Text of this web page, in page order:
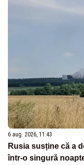
6 aug. 2026, 11:43
Rusia susține că a
într-o singură